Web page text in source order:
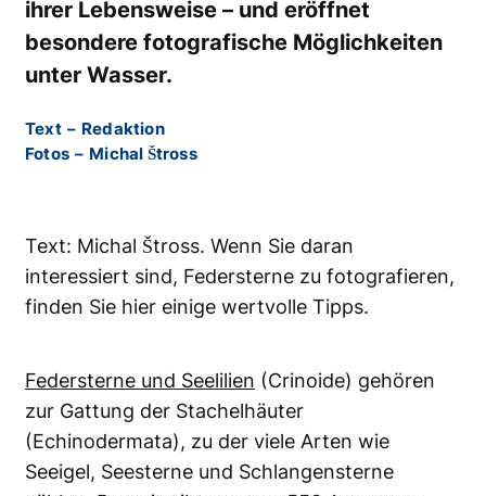
ihrer Lebensweise – und eröffnet
besondere fotografische Möglichkeiten
unter Wasser.
Text – Redaktion
Fotos – Michal Štross
Text: Michal Štross. Wenn Sie daran
interessiert sind, Federsterne zu fotografieren,
finden Sie hier einige wertvolle Tipps.
Federsterne und Seelilien (Crinoide) gehören
zur Gattung der Stachelhäuter
(Echinodermata), zu der viele Arten wie
Seeigel, Seesterne und Schlangensterne